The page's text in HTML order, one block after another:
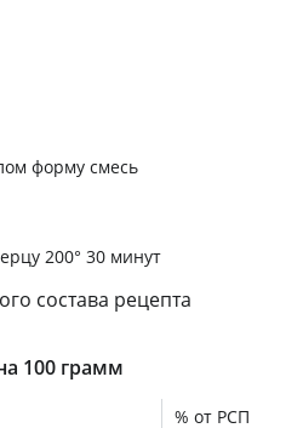
форму смесь
200° 30 минут
состава рецепта
100 грамм
% от РСП